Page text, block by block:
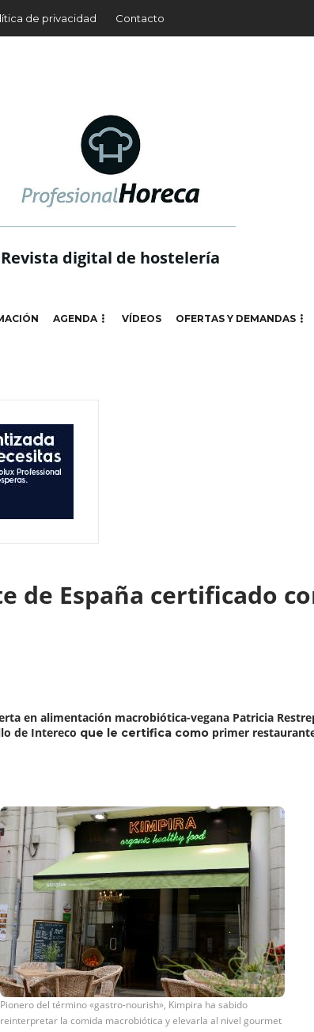
de privacidad Contacto
Revista digital de hostelería
AGENDA VÍDEOS OFERTAS Y DEMANDAS
España certificado
en alimentación macrobiótica-vegana Patricia
de Intereco que le certifica como primer
Pionero del término «gastro-nourish», Kimpira ha sabido
reinterpretar la comida macrobiótica y elevarla al nivel gourmet